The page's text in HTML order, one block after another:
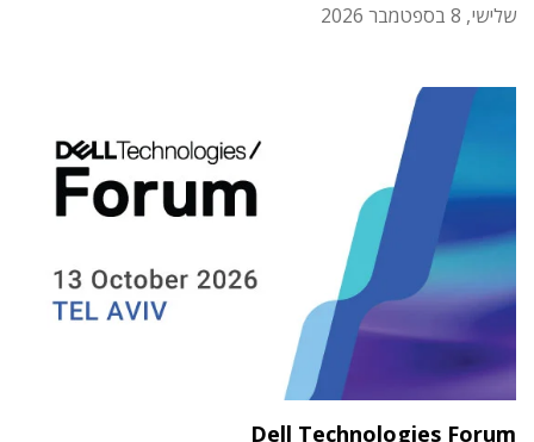
שלישי, 8 בספטמבר 2026
Dell Technologies Forum